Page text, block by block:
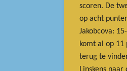
scoren. De
op acht
Jakobcova:
komt al op 11
terug te
Linskens